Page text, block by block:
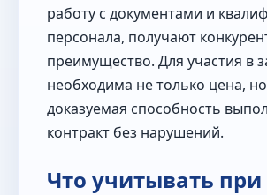
работу с документами и
персонала, получают
преимущество. Для участия в
необходима не только цена,
доказуемая способность
контракт без нарушений.
Что учитывать при